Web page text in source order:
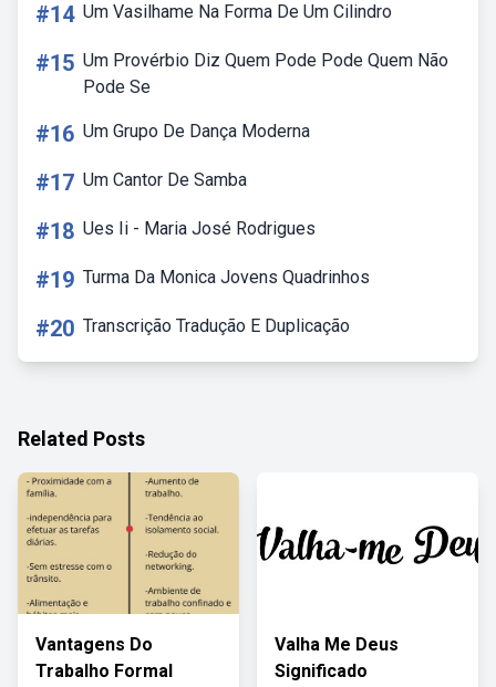
#14 Um Vasilhame Na Forma De Um Cilindro
#15 Um Provérbio Diz Quem Pode Pode Quem Não
Pode Se
#16 Um Grupo De Dança Moderna
#17 Um Cantor De Samba
#18 Ues Ii - Maria José Rodrigues
#19 Turma Da Monica Jovens Quadrinhos
#20 Transcrição Tradução E Duplicação
Related Posts
Vantagens Do
Trabalho Formal
Valha Me Deus
Significado